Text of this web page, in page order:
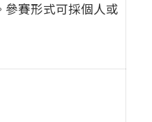
賽形式可採個人或